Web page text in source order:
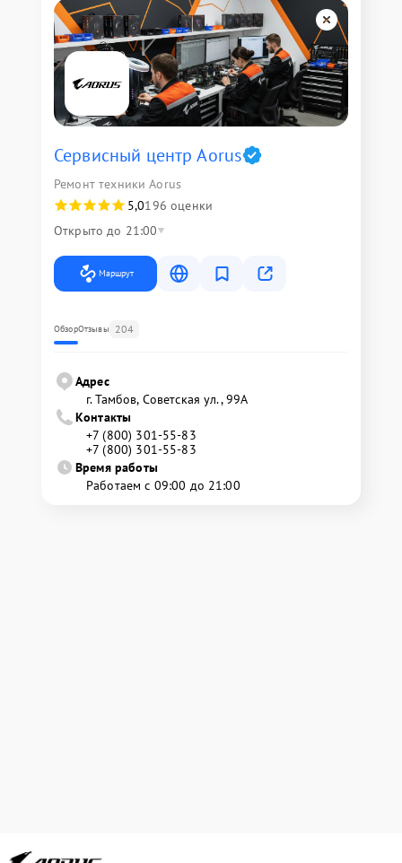
Сервисный центр Aorus
Ремонт техники Aorus
5,0196 оценки
Открыто до 21:00
Маршрут
ОбзорОтзывы 204
Адрес
г. Тамбов, Советская ул., 99А
Контакты
+7 (800) 301-55-83
+7 (800) 301-55-83
Время работы
Работаем с 09:00 до 21:00